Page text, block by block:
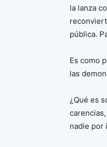
la lanza
pública.
Es como
las
¿Qué es
nadie por